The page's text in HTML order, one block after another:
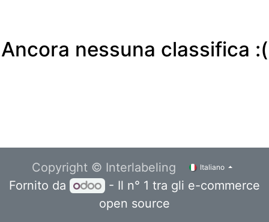
Ancora nessuna classifica :(
Copyright © Interlabeling Italiano
Fornito da - Il n° 1 tra gli e-commerce
open source